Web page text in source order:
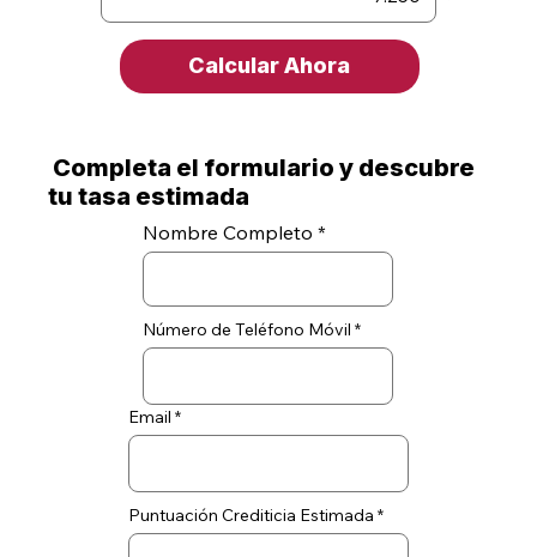
Completa el formulario y descubre
tu tasa estimada
Nombre Completo
Número de Teléfono Móvil
Email
Puntuación Crediticia Estimada
Calcular Ahora